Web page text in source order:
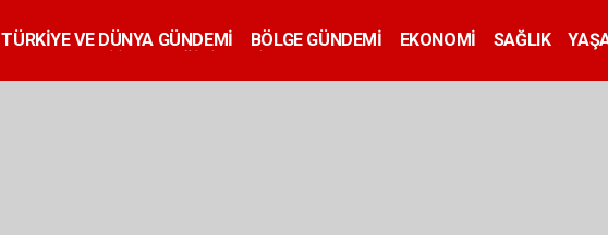
TÜRKİYE VE DÜNYA GÜNDEMİ BÖLGE GÜNDEMİ EKONOMİ SAĞLIK